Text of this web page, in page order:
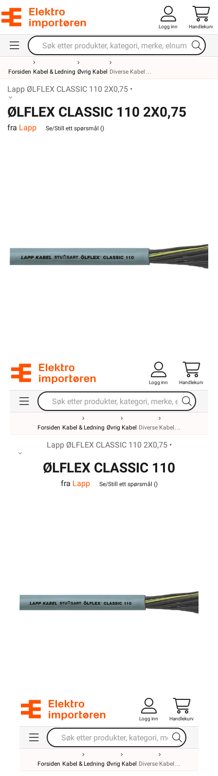
Logg inn Handlekurv
Forsiden Kabel & Ledning Øvrig Kabel Diverse Kabel
Lapp ØLFLEX CLASSIC 110 2X0,75 •
ØLFLEX CLASSIC 110 2X0,75
fra Lapp Se/Still ett spørsmål ()
Logg inn Handlekurv
Forsiden Kabel & Ledning Øvrig Kabel Diverse Kabel
Lapp ØLFLEX CLASSIC 110 2X0,75 •
ØLFLEX CLASSIC 110
2X0,75
fra Lapp Se/Still ett spørsmål ()
Logg inn Handlekurv
Forsiden Kabel & Ledning Øvrig Kabel Diverse Kabel